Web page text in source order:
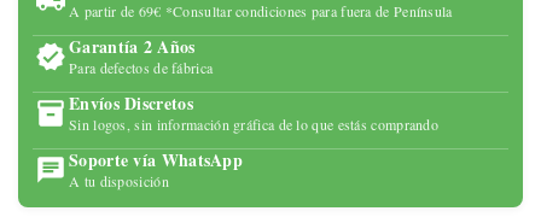
A partir de 69€ *Consultar condiciones para fuera de Península
Garantía 2 Años
Para defectos de fábrica
Envíos Discretos
Sin logos, sin información gráfica de lo que estás comprando
Soporte vía WhatsApp
A tu disposición